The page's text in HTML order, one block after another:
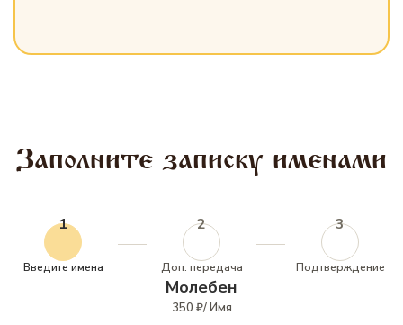
Заполните записку именами
1
Введите имена
2
Доп. передача
3
Подтверждение
Молебен
350 ₽/ Имя